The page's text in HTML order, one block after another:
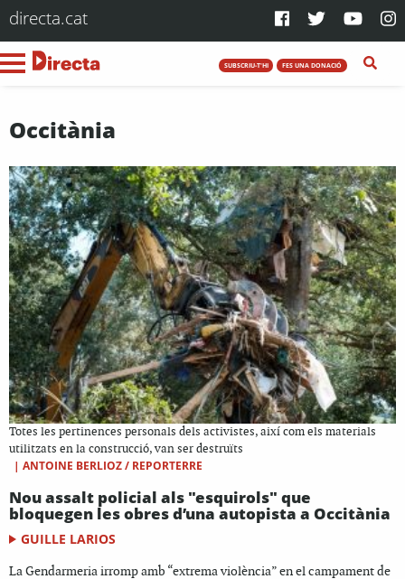
directa.cat
SUBSCRIU-T'HI FES UNA DONACIÓ
Occitània
Totes les pertinences personals dels activistes, així com els materials
utilitzats en la construcció, van ser destruïts
| ANTOINE BERLIOZ / REPORTERRE
Nou assalt policial als "esquirols" que
bloquegen les obres d’una autopista a Occitània
GUILLE LARIOS
La Gendarmeria irromp amb “extrema violència” en el campament de